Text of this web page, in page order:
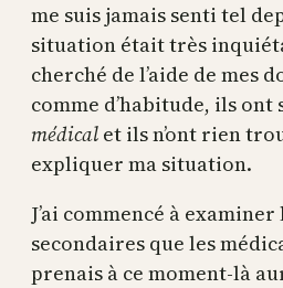
me suis jamais senti tel
situation était très
cherché de l’aide de mes
comme d’habitude, ils
médical et ils n’ont rien
expliquer ma situation.
J’ai commencé à
secondaires que les
prenais à ce moment-là